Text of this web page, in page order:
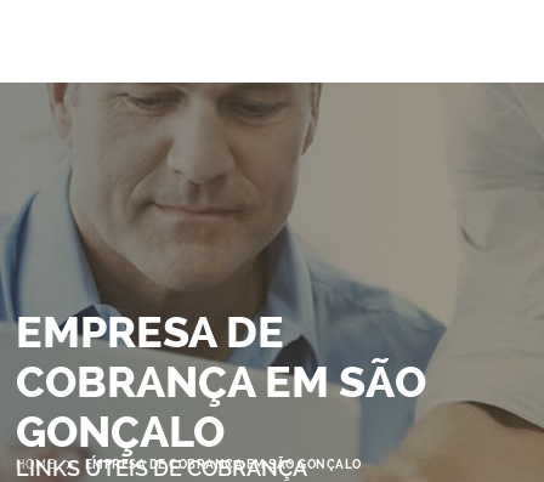
EMPRESA DE
COBRANÇA EM SÃO
GONÇALO
LINKS ÚTEIS DE COBRANÇA
HOME > EMPRESA DE COBRANÇA EM SÃO GONÇALO